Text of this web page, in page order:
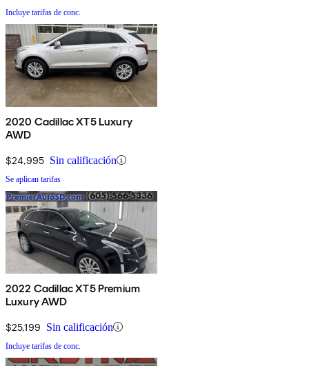
Incluye tarifas de conc.
2020 Cadillac XT5 Luxury
AWD
$24,995 Sin calificación
Se aplican tarifas
2022 Cadillac XT5 Premium
Luxury AWD
$25,199 Sin calificación
Incluye tarifas de conc.